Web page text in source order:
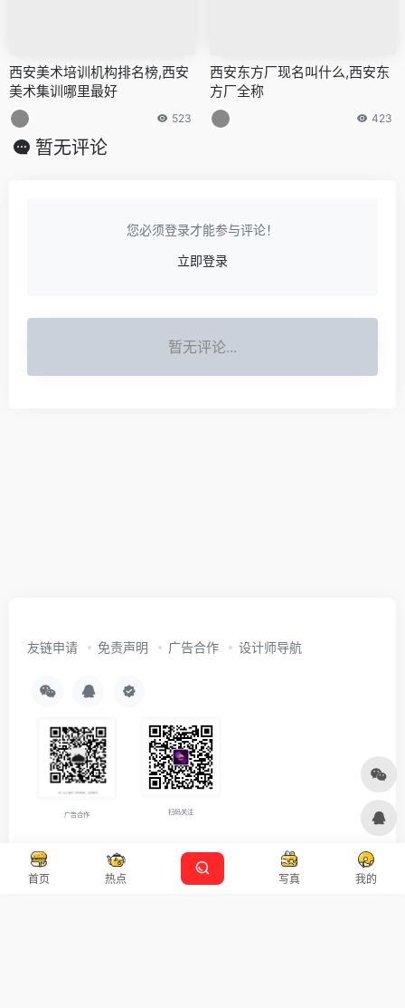
西安美术培训机构排名榜,西安
美术集训哪里最好
523
西安东方厂现名叫什么,西安东
方厂全称
423
暂无评论
您必须登录才能参与评论！
立即登录
暂无评论...
首页 热点 写真 我的
友链申请 免责声明 广告合作 设计师导航
广告合作 扫码关注
Copyright © 2026沪ICP备2021007899号-5 Designed by 设计资源